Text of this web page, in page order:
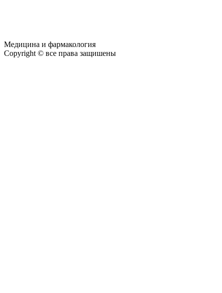
Медицина и фармакология
Copyright © все права защишены